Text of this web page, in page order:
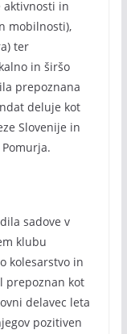
aktivnosti in
mobilnosti),
ter
in širšo
prepoznana
deluje kot
Slovenije in
sadove v
klubu
kolesarstvo in
prepoznan kot
delavec leta
pozitiven